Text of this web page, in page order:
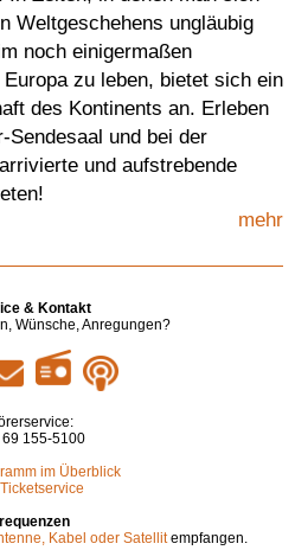
Weltgeschehens ungläubig
noch einigermaßen
zu leben, bietet sich ein
des Kontinents an. Erleben
Sendesaal und bei der
und aufstrebende
mehr
& Kontakt
Wünsche, Anregungen?
69 155-5100
im Überblick
Kabel oder Satellitempfangen.